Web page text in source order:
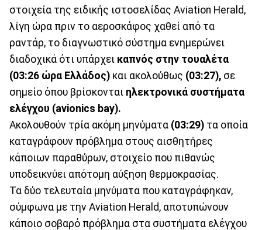
στοιχεία της ειδικής ιστοσελίδας Aviation Herald,
λίγη ώρα πριν το αεροσκάφος χαθεί από τα
ραντάρ, το διαγνωστικό σύστημα ενημερώνει
διαδοχικά ότι υπάρχει καπνός στην τουαλέτα
(03:26 ώρα Ελλάδος) και ακολούθως (03:27), σε
σημείο όπου βρίσκονται ηλεκτρονικά συστήματα
ελέγχου (avionics bay).
Ακολουθούν τρία ακόμη μηνύματα (03:29) τα οποία
καταγράφουν πρόβλημα στους αισθητήρες
κάποιων παραθύρων, στοιχείο που πιθανώς
υποδεικνύει απότομη αύξηση θερμοκρασίας.
Τα δύο τελευταία μηνύματα που καταγράφηκαν,
σύμφωνα με την Aviation Herald, αποτυπώνουν
κάποιο σοβαρό πρόβλημα στα συστήματα ελέγχου